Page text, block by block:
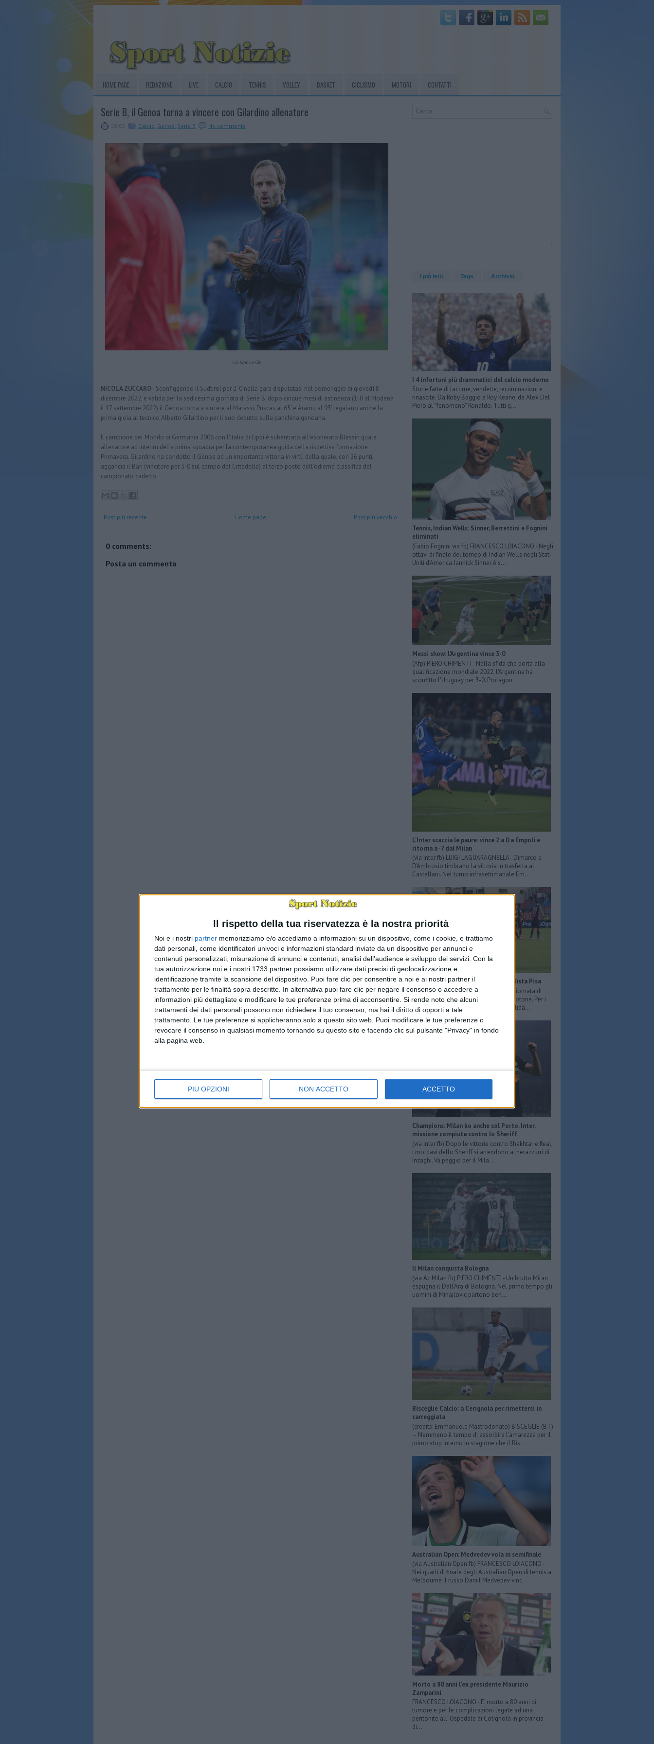
Il rispetto della tua riservatezza è la nostra priorità
Noi e i nostri partner memorizziamo e/o accediamo a informazioni su un dispositivo, come i cookie, e trattiamo
dati personali, come identificatori univoci e informazioni standard inviate da un dispositivo per annunci e
contenuti personalizzati, misurazione di annunci e contenuti, analisi dell'audience e sviluppo dei servizi. Con la
tua autorizzazione noi e i nostri 1733 partner possiamo utilizzare dati precisi di geolocalizzazione e
identificazione tramite la scansione del dispositivo. Puoi fare clic per consentire a noi e ai nostri partner il
trattamento per le finalità sopra descritte. In alternativa puoi fare clic per negare il consenso o accedere a
informazioni più dettagliate e modificare le tue preferenze prima di acconsentire. Si rende noto che alcuni
trattamenti dei dati personali possono non richiedere il tuo consenso, ma hai il diritto di opporti a tale
trattamento. Le tue preferenze si applicheranno solo a questo sito web. Puoi modificare le tue preferenze o
revocare il consenso in qualsiasi momento tornando su questo sito e facendo clic sul pulsante "Privacy" in fondo
alla pagina web.
PIÙ OPZIONI NON ACCETTO ACCETTO
HOME PAGE REDAZIONE LIVE CALCIO TENNIS VOLLEY BASKET CICLISMO MOTORI CONTATTI
Serie B, il Genoa torna a vincere con Gilardino allenatore
18:02 Calcio Genoa Serie B No comments
via Genoa Cfc
NICOLA ZUCCARO - Sconfiggendo il Sudtirol per 2-0 nella gara disputatasi nel pomeriggio di giovedì 8
dicembre 2022, e valida per la sedicesima giornata di Serie B, dopo cinque mesi di astinenza (1-0 al Modena
il 17 settembre 2022) il Genoa torna a vincere al Marassi. Puscas al 65' e Aramu al 93' regalano anche la
prima gioia al tecnico Alberto Gilardino per il suo debutto sulla panchina genoana.
Il campione del Mondo di Germania 2006 con l'Italia di Lippi è subentrato all'esonerato Blessin quale
allenatore ad interim della prima squadra per la contemporanea guida della rispettiva formazione
Primavera. Gilardino ha condotto il Genoa ad un importante vittoria in virtù della quale, con 26 punti,
aggancia il Bari (vincitore per 3-0 sul campo del Cittadella) al terzo posto dell'odierna classifica del
campionato cadetto.
Post più recente Post più vecchio
Home page
0 comments:
Posta un commento
I più letti Tags Archivio
I 4 infortuni più drammatici del calcio moderno
Storie fatte di lacrime, vendette, recriminazioni e
rinascite. Da Roby Baggio a Roy Keane, da Alex Del
Piero al “fenomeno” Ronaldo. Tutti g...
Tennis, Indian Wells: Sinner, Berrettini e Fognini
eliminati
(Fabio Fognini via fb) FRANCESCO LOIACONO - Negli
ottavi di finale del torneo di Indian Wells negli Stati
Uniti d’America Jannick Sinner è s...
Messi show: l'Argentina vince 3-0
(Afp) PIERO CHIMENTI - Nella sfida che porta alla
qualificazione mondiale 2022, l'Argentina ha
sconfitto l'Uruguay per 3-0. Protagon...
L'Inter scaccia le paure: vince 2 a 0 a Empoli e
ritorna a -7 dal Milan
(via Inter fb) LUIGI LAGUARAGNELLA - Dimarco e
D'Ambrosio timbrano la vittoria in trasferta al
Castellani. Nel turno infrasettimanale Em...
Calcio, Serie B: sconfitta per la capolista Pisa
FRANCESCO LOIACONO - Nell’ottava giornata di
andata di Serie B il Pisa perde 2-1 a Crotone. Per i
toscani è la prima sconfitta ma consolida...
Champions: Milan ko anche col Porto. Inter,
missione compiuta contro lo Sheriff
(via Inter fb) Dopo le vittorie contro Shakhtar e Real,
i moldavi dello Sheriff si arrendono ai nerazzurri di
Inzaghi. Va peggio per il Mila...
Il Milan conquista Bologna
(via Ac Milan fb) PIERO CHIMENTI - Un brutto Milan
espugna il Dall'Ara di Bologna. Nel primo tempo gli
uomini di Mihajlovic partono ben...
Bisceglie Calcio: a Cerignola per rimettersi in
carreggiata
(credits: Emmanuele Mastrodonato) BISCEGLIE (BT)
– Nemmeno il tempo di assorbire l’amarezza per il
primo stop interno in stagione che il Bis...
Australian Open: Medvedev vola in semifinale
(via Australian Open fb) FRANCESCO LOIACONO -
Nei quarti di finale degli Australian Open di tennis a
Melbourne il russo Daniil Medvedev vinc...
Morto a 80 anni l'ex presidente Maurizio
Zamparini
FRANCESCO LOIACONO - E’ morto a 80 anni di
tumore e per le complicazioni legate ad una
peritonite all’ Ospedale di Cotignola in provincia
di...